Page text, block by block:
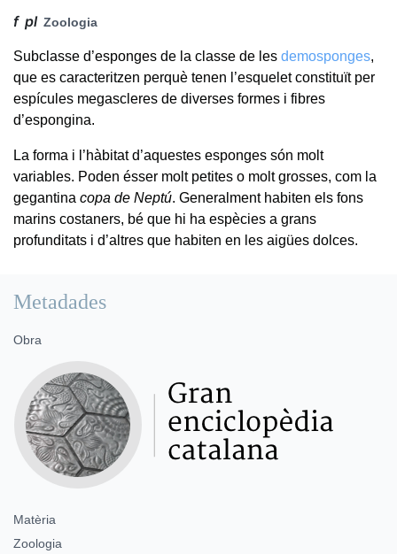
f pl Zoologia
Subclasse d’esponges de la classe de les demosponges,
que es caracteritzen perquè tenen l’esquelet constituït per
espícules megascleres de diverses formes i fibres
d’espongina.
La forma i l’hàbitat d’aquestes esponges són molt
variables. Poden ésser molt petites o molt grosses, com la
gegantina copa de Neptú. Generalment habiten els fons
marins costaners, bé que hi ha espècies a grans
profunditats i d’altres que habiten en les aigües dolces.
Metadades
Obra
Matèria
Zoologia